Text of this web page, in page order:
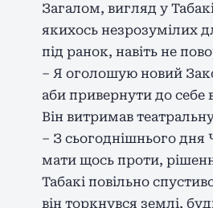
Загалом, вигляд у
якихось незрозумілих
під ранок, навіть не
– Я оголошую новий
аби привернути до себе
Він витримав
– З сьогоднішнього
мати щось проти,
Табакі повільно
він торкнувся землі,